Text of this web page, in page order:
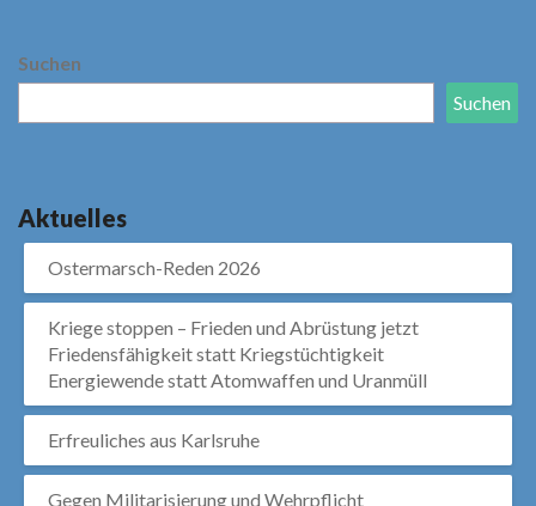
Suchen
Suchen
Aktuelles
Ostermarsch-Reden 2026
Kriege stoppen – Frieden und Abrüstung jetzt
Friedensfähigkeit statt Kriegstüchtigkeit
Energiewende statt Atomwaffen und Uranmüll
Erfreuliches aus Karlsruhe
Gegen Militarisierung und Wehrpflicht